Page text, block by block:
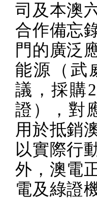
司及本澳
合作備忘
門的廣泛
能源（武
議，採購
證），對
用於抵銷
以實際行
外，澳電
電及綠證